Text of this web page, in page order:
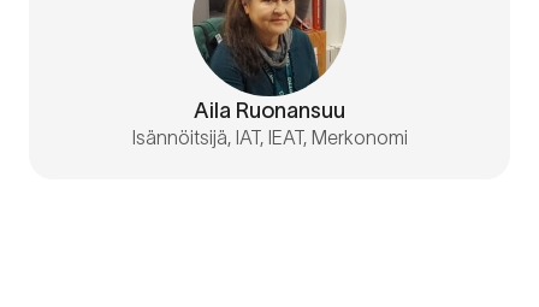
Aila Ruonansuu
Isännöitsijä, IAT, IEAT, Merkonomi